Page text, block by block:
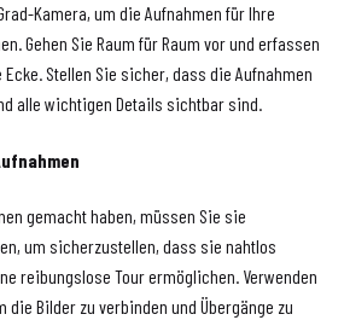
Kamera, um die Aufnahmen für Ihre
Gehen Sie Raum für Raum vor und erfassen
Stellen Sie sicher, dass die Aufnahmen
alle wichtigen Details sichtbar sind.
gemacht haben, müssen Sie sie
um sicherzustellen, dass sie nahtlos
reibungslose Tour ermöglichen. Verwenden
die Bilder zu verbinden und Übergänge zu